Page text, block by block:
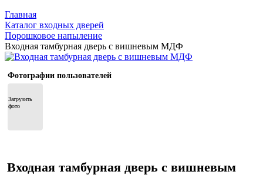
Главная
Каталог входных дверей
Порошковое напыление
Входная тамбурная дверь с вишневым МДФ
Фотографии пользователей
Загрузить
фото
Входная тамбурная дверь с вишневым